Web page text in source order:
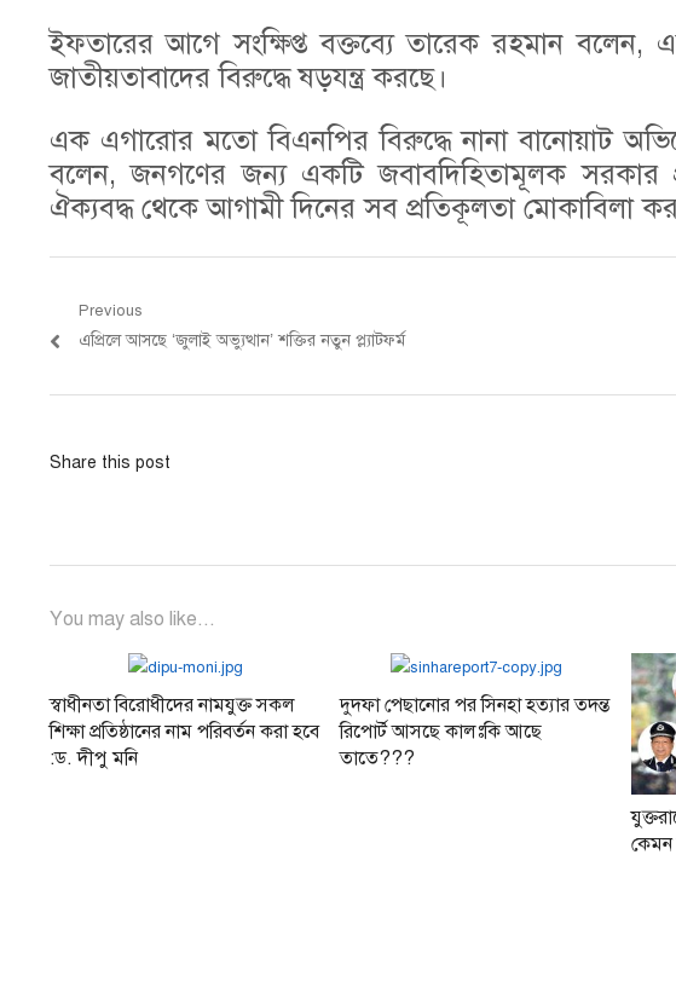
ইফতারের আগে সংক্ষিপ্ত বক্তব্যে তারেক রহমান বলেন,
জাতীয়তাবাদের বিরুদ্ধে ষড়যন্ত্র করছে।
এক এগারোর মতো বিএনপির বিরুদ্ধে নানা বানোয়াট
বলেন, জনগণের জন্য একটি জবাবদিহিতামূলক সরকার
ঐক্যবদ্ধ থেকে আগামী দিনের সব প্রতিকূলতা মোকাবিলা
Post
navigation
Previous
Previous
এপ্রিলে আসছে ‘জুলাই অভ্যুত্থান’ শক্তির নতুন প্ল্যাটফর্ম
Share this post
You may also like...
স্বাধীনতা বিরোধীদের নামযুক্ত সকল
শিক্ষা প্রতিষ্ঠানের নাম পরিবর্তন করা হবে
:ড. দীপু মনি
দুদফা পেছানোর পর সিনহা হত্যার তদন্ত
রিপোর্ট আসছে কালঃকি আছে
তাতে???